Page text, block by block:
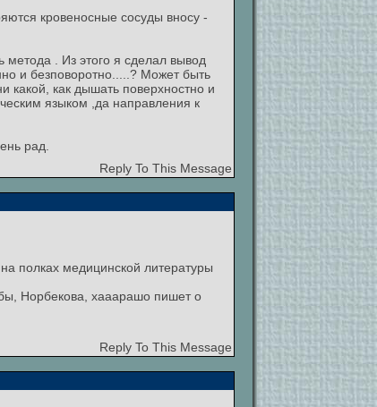
кровеносные сосуды вносу -
. Из этого я сделал вывод
и безповоротно.....? Может быть
какой, как дышать поверхностно и
языком ,да направления к
рад.
Reply To This Message
полках медицинской литературы
Норбекова, хааарашо пишет о
Reply To This Message